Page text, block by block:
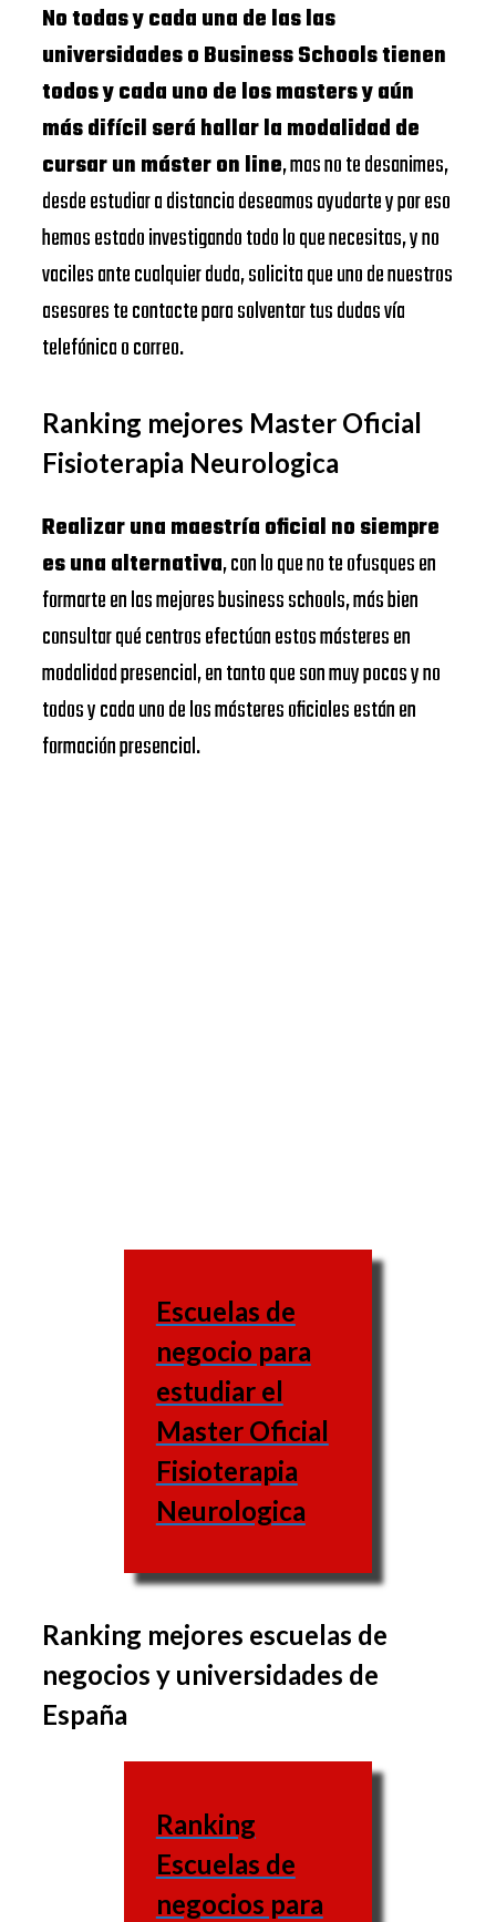
No todas y cada una de las las
universidades o Business Schools tienen
todos y cada uno de los masters y aún
más difícil será hallar la modalidad de
cursar un máster on line, mas no te desanimes,
desde estudiar a distancia deseamos ayudarte y por eso
hemos estado investigando todo lo que necesitas, y no
vaciles ante cualquier duda, solicita que uno de nuestros
asesores te contacte para solventar tus dudas vía
telefónica o correo.
Ranking mejores Master Oficial
Fisioterapia Neurologica
Realizar una maestría oficial no siempre
es una alternativa, con lo que no te ofusques en
formarte en las mejores business schools, más bien
consultar qué centros efectúan estos másteres en
modalidad presencial, en tanto que son muy pocas y no
todos y cada uno de los másteres oficiales están en
formación presencial.
Escuelas de
negocio para
estudiar el
Master Oficial
Fisioterapia
Neurologica
El grupo de asignaturas
varía de una business
las materias varían igual.
Escuela
de
negocios
Ranking mejores escuelas de
negocios y universidades de
España
Ranking
Escuelas de
negocios para